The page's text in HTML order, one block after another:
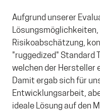
Aufgrund unserer
Lösungsmöglichkeiten,
Risikoabschätzung,
"ruggedized" Standard
welchen der Hersteller
Damit ergab sich für
Entwicklungsarbeit,
ideale Lösung auf den